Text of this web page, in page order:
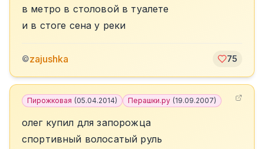
в метро в столовой в туалете
и в стоге сена у реки
©zajushka 75
Пирожковая (05.04.2014) Перашки.ру (19.09.2007)
олег купил для запорожца
спортивный волосатый руль